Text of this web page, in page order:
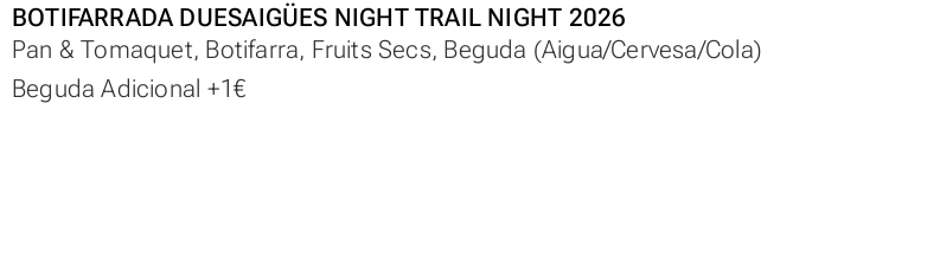
BOTIFARRADA DUESAIGÜES NIGHT TRAIL NIGHT 2026
Pan & Tomaquet, Botifarra, Fruits Secs, Beguda (Aigua/Cervesa/Cola)
Beguda Adicional +1€